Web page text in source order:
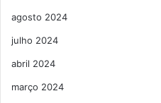
agosto 2024
julho 2024
abril 2024
março 2024